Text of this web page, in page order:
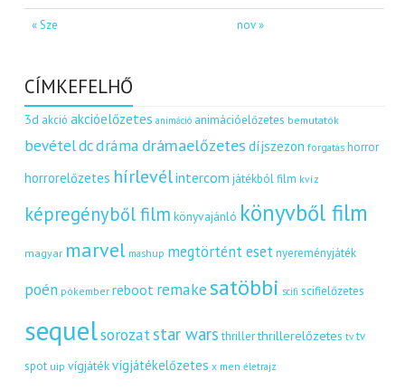
« Sze nov »
CÍMKEFELHŐ
3d akció akcióelőzetes animáció animációelőzetes bemutatók
bevételdcdráma drámaelőzetes díjszezon forgatás horror
horrorelőzetes hírlevélintercom játékból film kvíz
képregényből film könyvajánló könyvből film
magyar marvel mashup megtörtént eset nyereményjáték
poén pókember reboot remakesatöbbi scifi scifielőzetes
sequelsorozatstar wars thriller thrillerelőzetes tv tv
spot uip vígjátékvígjátékelőzetes x men életrajz